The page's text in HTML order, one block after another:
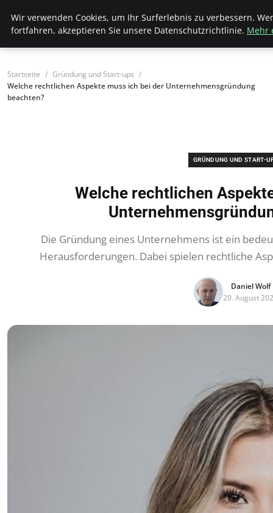
Hellmut Koenigshaus
Startseite
Gründung und Start-ups
Welche rechtlichen Aspekte muss ich bei der Unternehmensgründung
beachten?
GRÜNDUNG UND START-
Welche rechtlichen
Die Gründung eines Unternehmens ist ein
Herausforderungen. Dabei spielen rechtliche
Daniel Wolf
20. August
Wir verwenden Cookies, um Ihr Surferlebnis zu verbessern.
fortfahren, akzeptieren Sie unsere Datenschutzrichtlinie. Mehr